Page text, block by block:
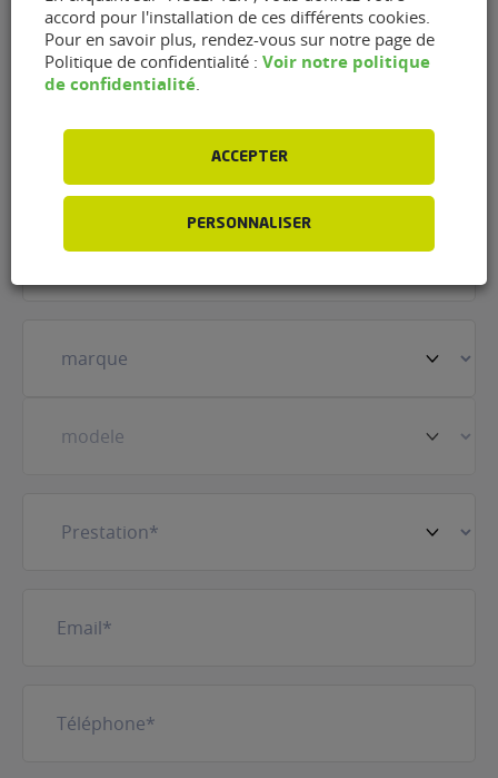
Garage du Garric de Angles
(81260)
Nom(Nécessaire)
(Nécessaire)
véhicule(Nécessaire)
mail(Nécessaire)
accord pour l'installation de ces différents cookies.
Pour en savoir plus, rendez-vous sur notre page de
Politique de confidentialité : Voir notre politique
de confidentialité
ACCEPTER
PERSONNALISER